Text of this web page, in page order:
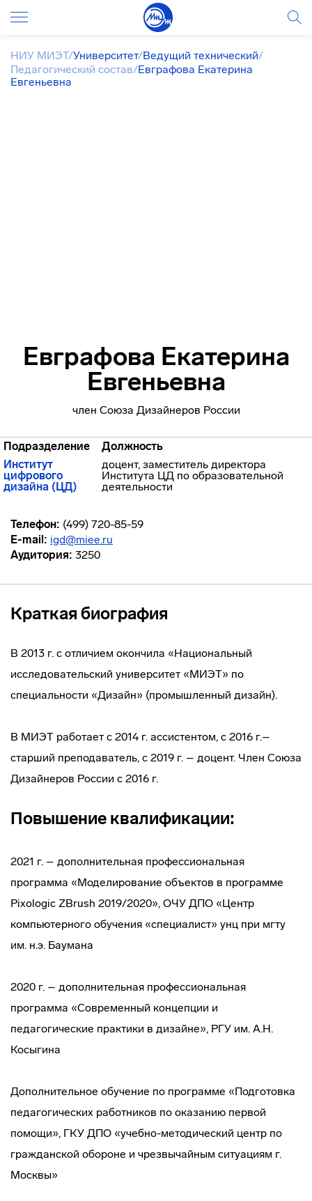
НИУ МИЭТ/Университет/Ведущий технический/
Педагогический состав/Евграфова Екатерина
Евгеньевна
Евграфова Екатерина
Евгеньевна
член Союза Дизайнеров России
Подразделение
Должность
Институт
цифрового
дизайна (ЦД)
доцент, заместитель директора
Института ЦД по образовательной
деятельности
Телефон: (499) 720-85-59
E-mail: igd@miee.ru
Аудитория: 3250
Краткая биография
В 2013 г. с отличием окончила «Национальный
исследовательский университет «МИЭТ» по
специальности «Дизайн» (промышленный дизайн).
В МИЭТ работает с 2014 г. ассистентом, с 2016 г.–
старший преподаватель, с 2019 г. – доцент. Член Союза
Дизайнеров России с 2016 г.
Повышение квалификации:
2021 г. – дополнительная профессиональная
программа «Моделирование объектов в программе
Pixologic ZBrush 2019/2020», ОЧУ ДПО «Центр
компьютерного обучения «специалист» унц при мгту
им. н.э. Баумана
2020 г. – дополнительная профессиональная
программа «Современный концепции и
педагогические практики в дизайне», РГУ им. А.Н.
Косыгина
Дополнительное обучение по программе «Подготовка
педагогических работников по оказанию первой
помощи», ГКУ ДПО «учебно-методический центр по
гражданской обороне и чрезвычайным ситуациям г.
Москвы»